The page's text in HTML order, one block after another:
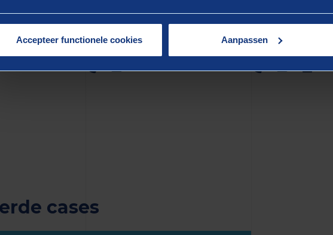
Accepteer functionele cookies Aanpassen
Marieke Gersdorf-van den Berg Egmont Tilleman
cases